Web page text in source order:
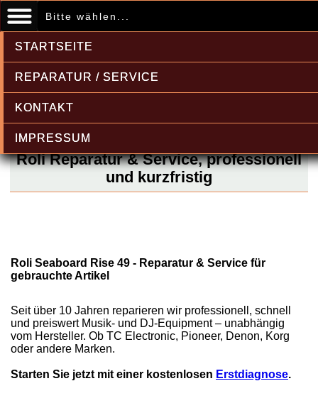
Bitte wählen...
STARTSEITE
REPARATUR / SERVICE
KONTAKT
IMPRESSUM
Roli Reparatur & Service, professionell
und kurzfristig
Roli Seaboard Rise 49 - Reparatur & Service für
gebrauchte Artikel
Seit über 10 Jahren reparieren wir professionell, schnell
und preiswert Musik- und DJ-Equipment – unabhängig
vom Hersteller. Ob TC Electronic, Pioneer, Denon, Korg
oder andere Marken.
Starten Sie jetzt mit einer kostenlosen Erstdiagnose.